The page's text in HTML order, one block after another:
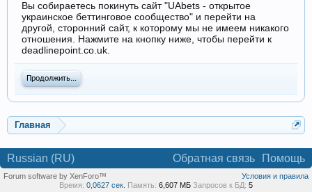
Вы собираетесь покинуть сайт "UAbets - открытое
украинское беттинговое сообщество" и перейти на
другой, сторонний сайт, к которому мы не имеем никакого
отношения. Нажмите на кнопку ниже, чтобы перейти к
deadlinepoint.co.uk.
Продолжить...
Главная
Russian (RU) Обратная связь Помощь
Условия и правила
Forum software by XenForo™
Время: 0,0627 сек. Память: 6,607 МБ Запросов к БД: 5